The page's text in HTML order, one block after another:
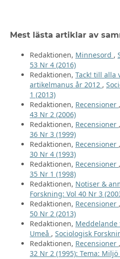
Mest lästa artiklar av
Redaktionen, Minnesord ,
53 Nr 4 (2016)
Redaktionen, Tack! till alla
artikelmanus år 2012 ,
1 (2013)
Redaktionen, Recensioner ,
43 Nr 2 (2006)
Redaktionen, Recensioner ,
36 Nr 3 (1999)
Redaktionen, Recensioner ,
30 Nr 4 (1993)
Redaktionen, Recensioner ,
35 Nr 1 (1998)
Redaktionen, Notiser &
Forskning: Vol 40 Nr 3
Redaktionen, Recensioner ,
50 Nr 2 (2013)
Redaktionen,
Umeå , Sociologisk
Redaktionen, Recensioner ,
32 Nr 2 (1995): Tema: